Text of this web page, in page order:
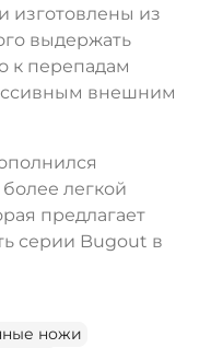
изготовлены из
выдержать
к перепадам
внешним
легкой
предлагает
серии Bugout в
ножи